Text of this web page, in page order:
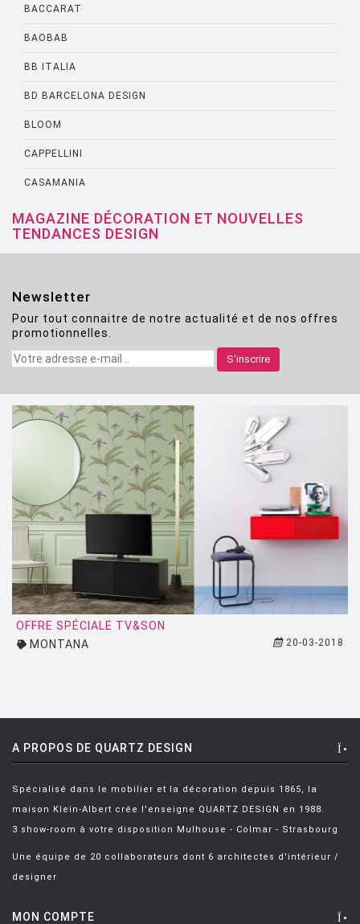
BACCARAT
BAOBAB
BB ITALIA
BD BARCELONA DESIGN
BLOOM
CAPPELLINI
CASAMANIA
CASSINA
CATELLANI AND SMITH
CINNA
CLASSICON
CRASSEVIG
DESIGN HOUSE STOCKHOLM
EGO PARIS
EMU
ESTABLISHED AND SONS
ETHNICRAFT
FATBOY
FERMOB
FONTANA ARTE
FOSCARINI
GERVASONI
MAGAZINE DÉCORATION ET NOUVELLES
TENDANCES DESIGN
Newsletter
Pour tout connaitre de notre actualité et de nos offres
promotionnelles.
S'inscrire
OFFRE SPÉCIALE TV&SON
MONTANA
20-03-2018
A PROPOS DE QUARTZ DESIGN
Spécialisé dans le mobilier et la décoration depuis 1865, la
maison Klein-Albert crée l'enseigne QUARTZ DESIGN en 1988.
3 show-room à votre disposition Mulhouse - Colmar - Strasbourg
Une équipe de 20 collaborateurs dont 6 architectes d'intérieur /
designer
MON COMPTE